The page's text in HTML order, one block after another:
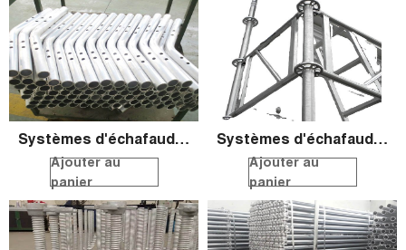
Systèmes d'échafaudage ronds QS
Ajouter au
panier
Systèmes d'échafaudage ronds QS
Ajouter au
panier